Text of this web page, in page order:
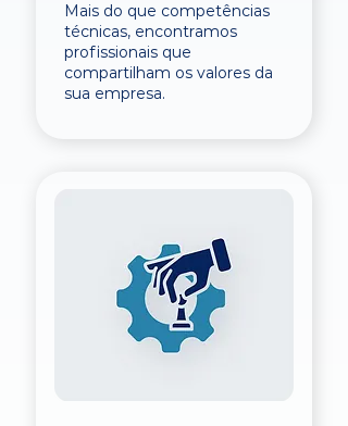
Mais do que competências
técnicas, encontramos
profissionais que
compartilham os valores da
sua empresa.